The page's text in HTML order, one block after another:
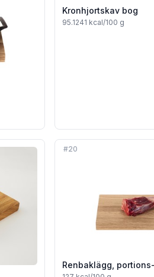
Kronhjortskav bog
95.1241 kcal/100 g
#20
Renbaklägg,